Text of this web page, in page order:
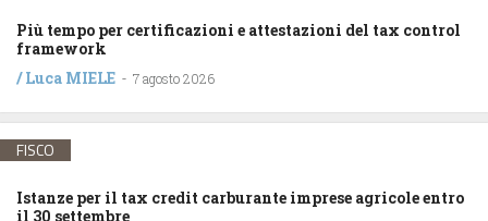
Più tempo per certificazioni e attestazioni del tax control
framework
/Luca MIELE - 7 agosto 2026
FISCO
Istanze per il tax credit carburante imprese agricole entro
il 30 settembre